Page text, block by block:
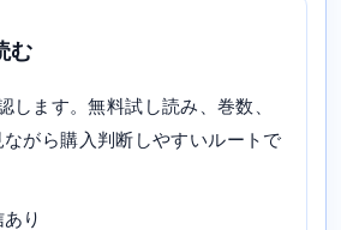
む
します。無料試し読み、巻数、
がら購入判断しやすいルートで
り